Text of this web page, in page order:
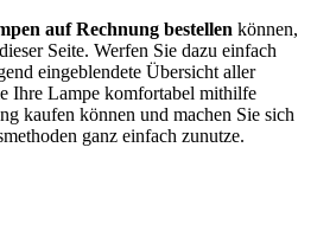
auf Rechnung bestellen können,
Seite. Werfen Sie dazu einfach
eingeblendete Übersicht aller
Ihre Lampe komfortabel mithilfe
kaufen können und machen Sie sich
ganz einfach zunutze.